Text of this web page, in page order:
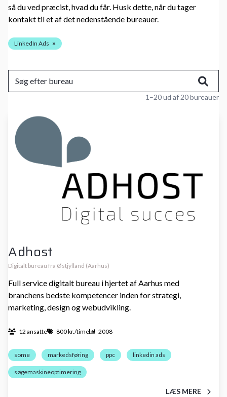
så du ved præcist, hvad du får. Husk dette, når du tager
kontakt til et af det nedenstående bureauer.
LinkedIn Ads ×
1–20 ud af 20 bureauer
Adhost
Digitalt bureau fra Østjylland (Aarhus)
Full service digitalt bureau i hjertet af Aarhus med
branchens bedste kompetencer inden for strategi,
marketing, design og webudvikling.
12 ansatte 800 kr./time 2008
some markedsføring ppc linkedin ads
søgemaskineoptimering
LÆS MERE